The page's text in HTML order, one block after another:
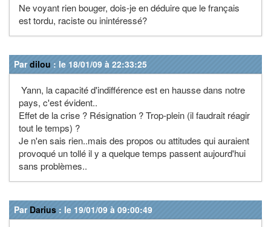
Ne voyant rien bouger, dois-je en déduire que le français
est tordu, raciste ou inintéressé?
Pardilou : le 18/01/09 à 22:33:25
Yann, la capacité d'indifférence est en hausse dans notre
pays, c'est évident..
Effet de la crise ? Résignation ? Trop-plein (il faudrait réagir
tout le temps) ?
Je n'en sais rien..mais des propos ou attitudes qui auraient
provoqué un tollé il y a quelque temps passent aujourd'hui
sans problèmes..
Par Darius : le 19/01/09 à 09:00:49